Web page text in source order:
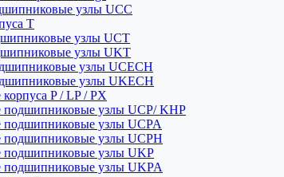
узлы UCC
T
узлы UCT
узлы UKT
узлы UCECH
узлы UKECH
P / LP / PX
подшипниковые узлы UCP/ KHP
подшипниковые узлы UCPA
подшипниковые узлы UCPH
подшипниковые узлы UKP
подшипниковые узлы UKPA